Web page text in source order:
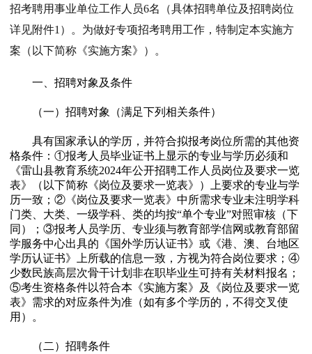
招考聘用事业单位工作人员6名（具体招聘单位及招聘岗位
详见附件1）。为做好专项招考聘用工作，特制定本实施方
案（以下简称《实施方案》）。
一、招聘对象及条件
（一）招聘对象（满足下列相关条件）
具有国家承认的学历，并符合拟报考岗位所需的其他资
格条件：①报考人员毕业证书上显示的专业与学历必须和
《雷山县教育系统2024年公开招聘工作人员岗位及要求一览
表》（以下简称《岗位及要求一览表》）上要求的专业与学
历一致；②《岗位及要求一览表》中所需求专业未注明学科
门类、大类、一级学科、类的均按“单个专业”对照审核（下
同）；③报考人员学历、专业须与教育部学信网或教育部留
学服务中心出具的《国外学历认证书》或《港、澳、台地区
学历认证书》上所载的信息一致，方视为符合岗位要求；④
少数民族高层次骨干计划非在职毕业生可持有关材料报名；
⑤考生资格条件以符合本《实施方案》及《岗位及要求一览
表》需求的对应条件为准（如有多个学历的，不得交叉使
用）。
（二）招聘条件